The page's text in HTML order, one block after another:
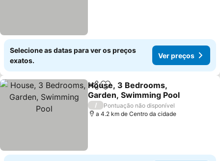
Selecione as datas para ver os preços
exatos.
Ver preços
PartilharAdicionar aos favoritos
House, 3 Bedrooms,
Garden, Swimming Pool
Ver preços
/
Pontuação não disponível
a 4.2 km de Centro da cidade